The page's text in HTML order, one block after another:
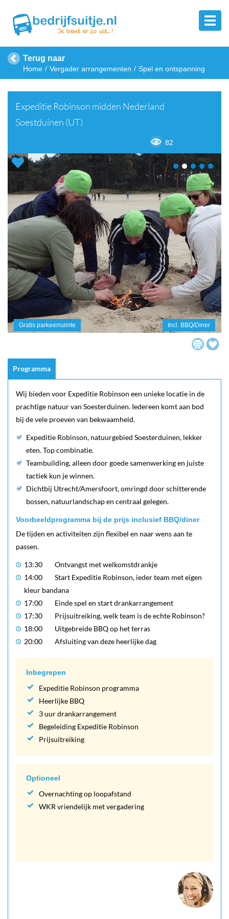
Terug naar
Home Vergader arrangementen Spel en ontspanning
82
Expeditie Robinson midden Nederland
Soestduinen (UT)
Gratis parkeerruimte Incl. BBQ/Diner
Programma
Wij bieden voor Expeditie Robinson een unieke locatie in de
prachtige natuur van Soesterduinen. Iedereen komt aan bod
bij de vele proeven van bekwaamheid.
Expeditie Robinson, natuurgebied Soesterduinen, lekker
eten. Top combinatie.
Teambuilding, alleen door goede samenwerking en juiste
tactiek kun je winnen.
Dichtbij Utrecht/Amersfoort, omringd door schitterende
bossen, natuurlandschap en centraal gelegen.
Voorbeeldprogramma bij de prijs inclusief BBQ/diner
De tijden en activiteiten zijn flexibel en naar wens aan te
passen.
13:30
Ontvangst met welkomstdrankje
14:00
Start Expeditie Robinson, ieder team met eigen
kleur bandana
17:00
Einde spel en start drankarrangement
17:30
Prijsuitreiking, welk team is de echte Robinson?
18:00
Uitgebreide BBQ op het terras
20:00
Afsluiting van deze heerlijke dag
Inbegrepen
Expeditie Robinson programma
Heerlijke BBQ
3 uur drankarrangement
Begeleiding Expeditie Robinson
Prijsuitreiking
Optioneel
Overnachting op loopafstand
WKR vriendelijk met vergadering